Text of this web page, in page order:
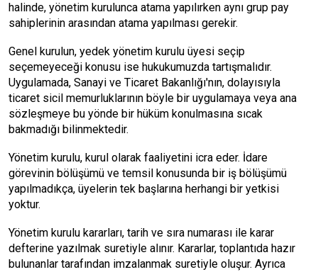
halinde, yönetim kurulunca atama yapılırken aynı grup pay
sahiplerinin arasından atama yapılması gerekir.
Genel kurulun, yedek yönetim kurulu üyesi seçip
seçemeyeceği konusu ise hukukumuzda tartışmalıdır.
Uygulamada, Sanayi ve Ticaret Bakanlığı'nın, dolayısıyla
ticaret sicil memurluklarının böyle bir uygulamaya veya ana
sözleşmeye bu yönde bir hüküm konulmasına sıcak
bakmadığı bilinmektedir.
Yönetim kurulu, kurul olarak faaliyetini icra eder. İdare
görevinin bölüşümü ve temsil konusunda bir iş bölüşümü
yapılmadıkça, üyelerin tek başlarına herhangi bir yetkisi
yoktur.
Yönetim kurulu kararları, tarih ve sıra numarası ile karar
defterine yazılmak suretiyle alınır. Kararlar, toplantıda hazır
bulunanlar tarafından imzalanmak suretiyle oluşur. Ayrıca